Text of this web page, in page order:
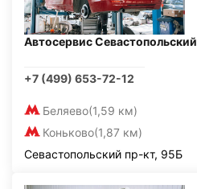
Автосервис Севастопольский
+7 (499) 653-72-12
Беляево(1,59 км)
Коньково(1,87 км)
Севастопольский пр-кт, 95Б